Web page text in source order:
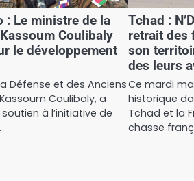
: Le ministre de la
Coulibaly
le développement
Défense et des Anciens
Coulibaly, a
à l’initiative de
Tchad :
retrait des
son
des leurs
Ce mardi
historique
Tchad et la
chasse